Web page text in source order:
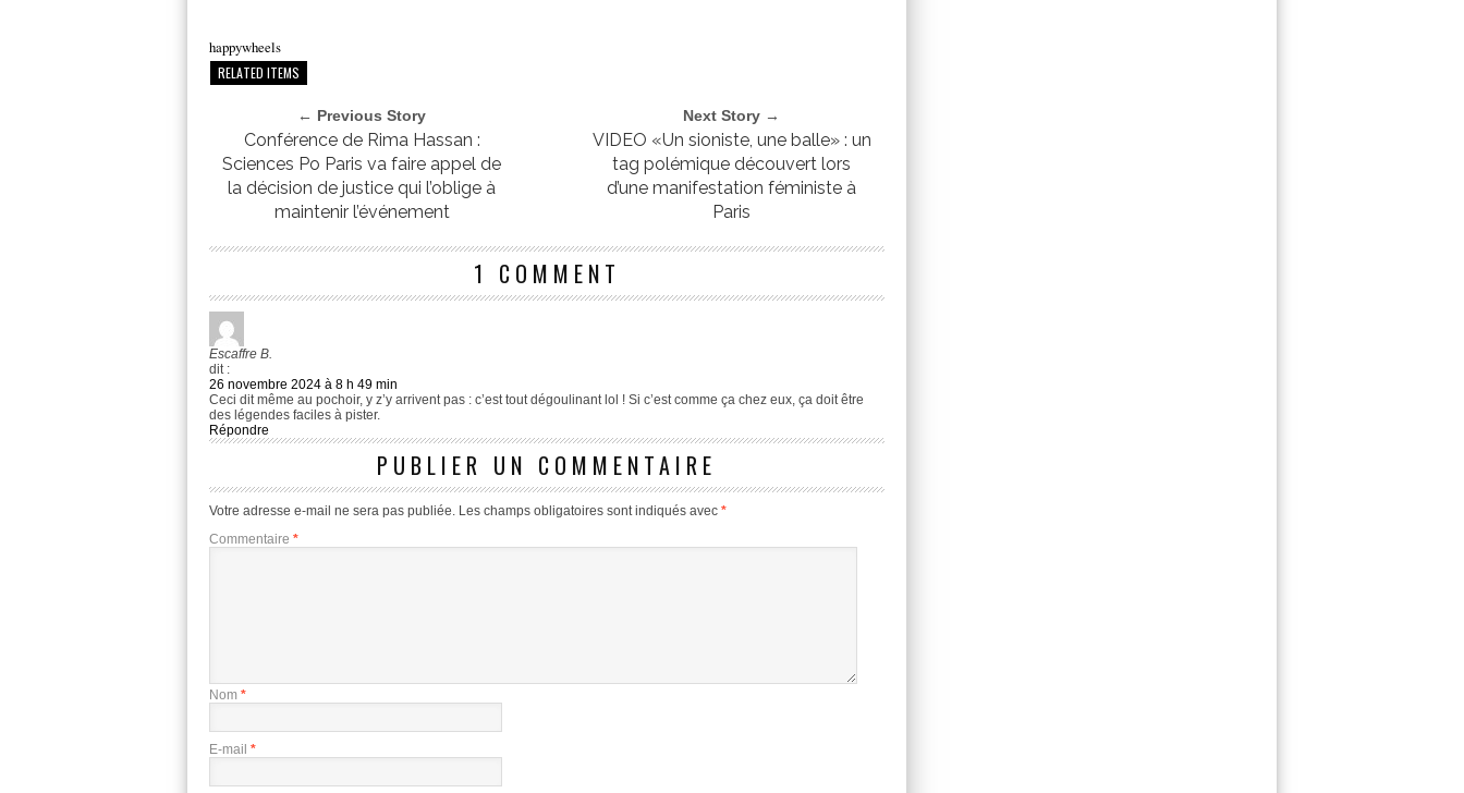
happywheels
RELATED ITEMS
← Previous Story
Conférence de Rima Hassan :
Sciences Po Paris va faire appel de
la décision de justice qui l’oblige à
maintenir l’événement
Next Story →
VIDEO «Un sioniste, une balle» : un
tag polémique découvert lors
d’une manifestation féministe à
Paris
1 COMMENT
Escaffre B.
dit :
26 novembre 2024 à 8 h 49 min
Ceci dit même au pochoir, y z’y arrivent pas : c’est tout dégoulinant lol ! Si c’est comme ça chez eux, ça doit être
des légendes faciles à pister.
Répondre
PUBLIER UN COMMENTAIRE
Votre adresse e-mail ne sera pas publiée. Les champs obligatoires sont indiqués avec *
Commentaire *
Nom *
E-mail *